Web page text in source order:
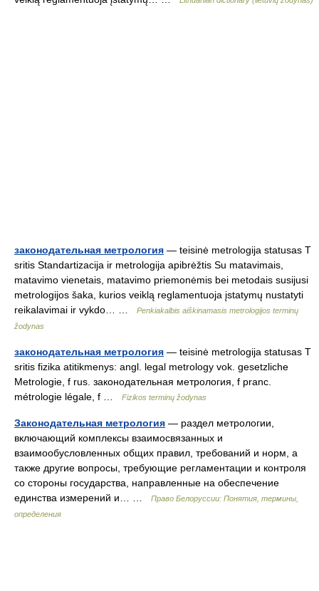
законодательная метрология — teisinė metrologija statusas T
sritis Standartizacija ir metrologija apibrėžtis Su matavimais,
matavimo vienetais, matavimo priemonėmis bei metodais susijusi
metrologijos šaka, kurios veiklą reglamentuoja įstatymų nustatyti
reikalavimai ir vykdo… …
Penkiakalbis aiškinamasis metrologijos terminų
žodynas
законодательная метрология — teisinė metrologija statusas T
sritis fizika atitikmenys: angl. legal metrology vok. gesetzliche
Metrologie, f rus. законодательная метрология, f pranc.
métrologie légale, f …
Fizikos terminų žodynas
Законодательная метрология — раздел метрологии,
включающий комплексы взаимосвязанных и
взаимообусловленных общих правил, требований и норм, а
также другие вопросы, требующие регламентации и контроля
со стороны государства, направленные на обеспечение
единства измерений и… …
Право Белоруссии: Понятия, термины,
определения